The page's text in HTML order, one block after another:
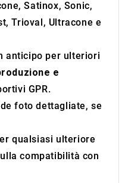
Satinox, Sonic,
Trioval, Ultracone e
anticipo per ulteriori
e
GPR.
foto dettagliate, se
qualsiasi ulteriore
compatibilità con